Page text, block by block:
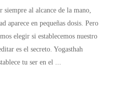
siempre al alcance de la mano,
aparece en pequeñas dosis. Pero
elegir si establecemos nuestro
es el secreto. Yogasthah
tu ser en el